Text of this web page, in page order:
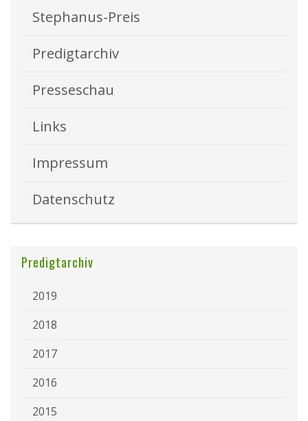
Stephanus-Preis
Predigtarchiv
Presseschau
Links
Impressum
Datenschutz
Predigtarchiv
2019
2018
2017
2016
2015